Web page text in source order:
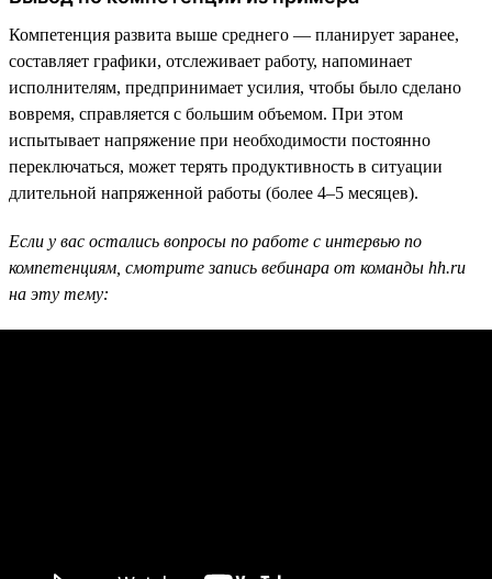
Компетенция развита выше среднего — планирует заранее,
составляет графики, отслеживает работу, напоминает
исполнителям, предпринимает усилия, чтобы было сделано
вовремя, справляется с большим объемом. При этом
испытывает напряжение при необходимости постоянно
переключаться, может терять продуктивность в ситуации
длительной напряженной работы (более 4–5 месяцев).
Если у вас остались вопросы по работе с интервью по
компетенциям, смотрите запись вебинара от команды hh.ru
на эту тему: